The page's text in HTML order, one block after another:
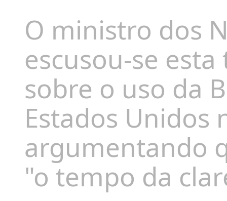
O ministro dos
escusou-se
sobre o uso da
Estados
argumentando
"o tempo da